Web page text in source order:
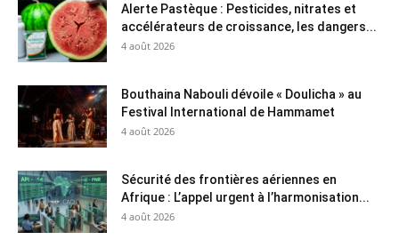
Alerte Pastèque : Pesticides, nitrates et
accélérateurs de croissance, les dangers...
4 août 2026
Bouthaina Nabouli dévoile « Doulicha » au
Festival International de Hammamet
4 août 2026
Sécurité des frontières aériennes en
Afrique : L’appel urgent à l’harmonisation...
4 août 2026